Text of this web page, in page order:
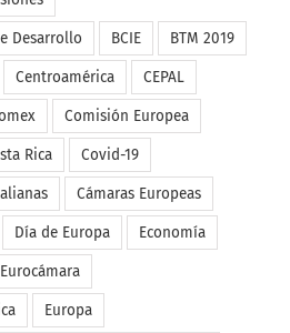
Desarrollo BCIE BTM 2019
Centroamérica CEPAL
Comisión Europea
Rica Covid-19
Cámaras Europeas
Día de Europa Economía
Eurocámara
Europa